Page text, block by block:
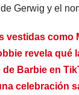
Gerwig y el
vestidas como
revela qué
de Barbie en
celebración